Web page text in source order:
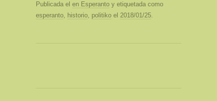
Publicada el en Esperanto y etiquetada como
esperanto, historio, politiko el 2018/01/25.